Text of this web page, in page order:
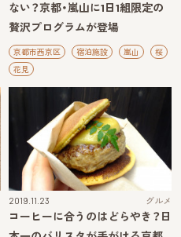
ない？京都・嵐山に1日1組限定の
贅沢プログラムが登場
京都市西京区 宿泊施設 嵐山
桜
花見
2019.11.23 グルメ
コーヒーに合うのはどらやき？日